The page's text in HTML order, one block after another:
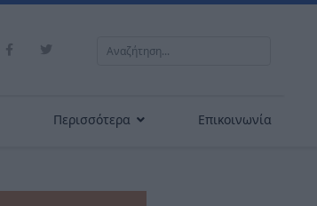
Αναζήτηση...
Περισσότερα Επικοινωνία